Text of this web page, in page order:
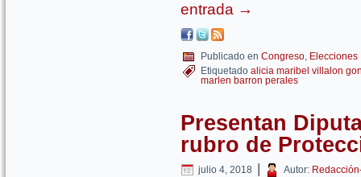
entrada →
Publicado en Congreso Elecciones
Etiquetado alicia maribel villalon
marlen barron perales
Presentan
rubro de
julio 4, 2018 | Autor: